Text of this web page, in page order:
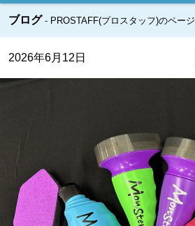
ブログ PROSTAFF(プロスタッフ)のページ
2026年6月12日